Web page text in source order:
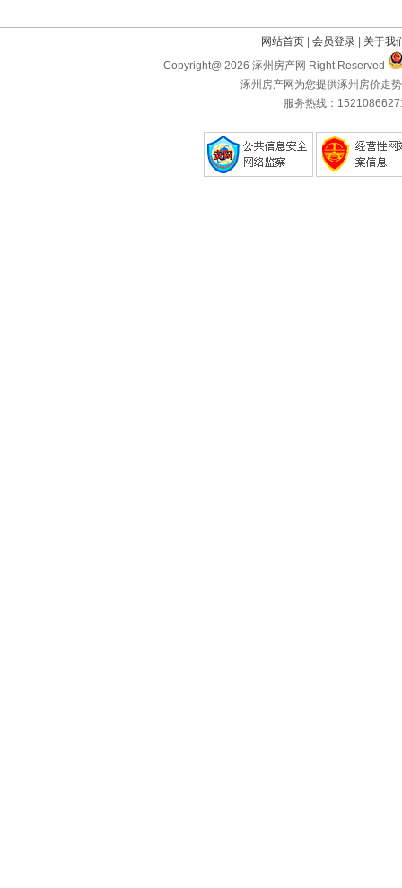
网站首页 会员登录
关于我
Copyright@ 2026 涿州房产网 Right Reserved
涿州房产网为您提供涿州房价走
服务热线：